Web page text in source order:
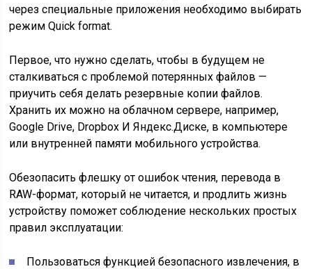
через специальные приложения необходимо выбирать
режим Quick format.
Первое, что нужно сделать, чтобы в будущем не
сталкиваться с проблемой потерянных файлов —
приучить себя делать резервные копии файлов.
Хранить их можно на облачном сервере, например,
Google Drive, Dropbox И Яндекс.Диске, в компьютере
или внутренней памяти мобильного устройства.
Обезопасить флешку от ошибок чтения, перевода в
RAW-формат, который не читается, и продлить жизнь
устройству поможет соблюдение нескольких простых
правил эксплуатации:
Пользоваться функцией безопасного извлечения, в